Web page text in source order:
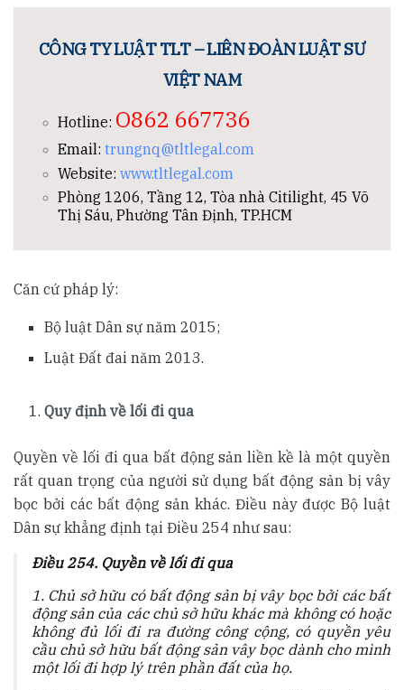
CÔNG TY LUẬT TLT – LIÊN ĐOÀN LUẬT SƯ
VIỆT NAM
Hotline: O862 667736
Email: trungnq@tltlegal.com
Website:www.tltlegal.com
Phòng 1206, Tầng 12, Tòa nhà Citilight, 45 Võ
Thị Sáu, Phường Tân Định, TP.HCM
Căn cứ pháp lý:
Bộ luật Dân sự năm 2015;
Luật Đất đai năm 2013.
Quy định về lối đi qua
Quyền về lối đi qua bất động sản liền kề là một quyền
rất quan trọng của người sử dụng bất động sản bị vây
bọc bởi các bất động sản khác. Điều này được Bộ luật
Dân sự khẳng định tại Điều 254 như sau:
Điều 254. Quyền về lối đi qua
1. Chủ sở hữu có bất động sản bị vây bọc bởi các bất
động sản của các chủ sở hữu khác mà không có hoặc
không đủ lối đi ra đường công cộng, có quyền yêu
cầu chủ sở hữu bất động sản vây bọc dành cho mình
một lối đi hợp lý trên phần đất của họ.